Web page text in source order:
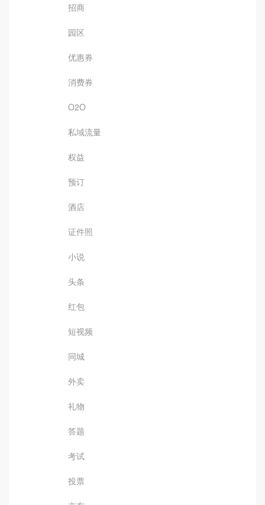
招商
园区
优惠券
消费券
O2O
私域流量
权益
预订
酒店
证件照
小说
头条
红包
短视频
同城
外卖
礼物
答题
考试
投票